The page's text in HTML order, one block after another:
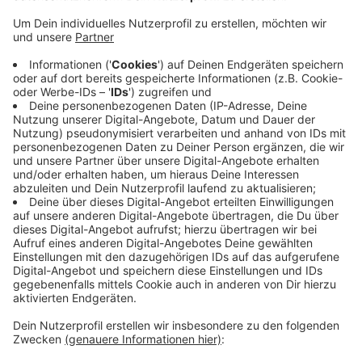
Anzeige
Die Airline weitet deshalb ihr Angebot am
Düsseldorfer Flughafen aus. Ab diesem Monat weitet
die Fluggesellschaft ihre Flüge für Business-Reisende
um 30 Prozent aus. Das sei zwar immer noch unter
dem Niveau aus der Zeit vor Corona. Im Schnitt bietet
die Lufthansa-Tochter aber wieder mehr Business-
Flüge als im Vorjahreszeitraum an. Besonders gefragt
sind laut Eurowings Flüge Richtung Berlin, Zürich,
London oder Mailand.
Anzeige